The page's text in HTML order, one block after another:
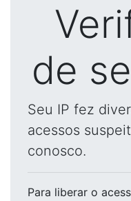
de
Seu IP fez
acessos
conosco.
Para liberar o